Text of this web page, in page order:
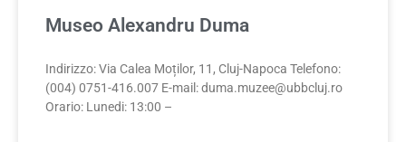
Museo Alexandru Duma
Indirizzo: Via Calea Moților, 11, Cluj-Napoca Telefono:
(004) 0751-416.007 E-mail:duma.muzee@ubbcluj.ro
Orario: Lunedi: 13:00 –